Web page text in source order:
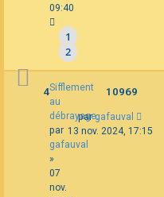
09:40
1
2
Sifflement
au
débrayage.
par
gafauval
»
07
nov.
4 10969
pargafauval
13 nov. 2024, 17:15